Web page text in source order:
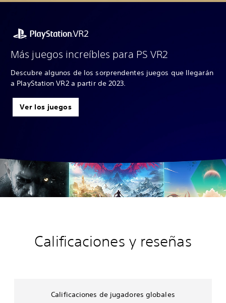
Más juegos increíbles para PS VR2
Descubre algunos de los sorprendentes juegos que llegarán
a PlayStation VR2 a partir de 2023.
Ver los juegos
Calificaciones y reseñas
Calificaciones de jugadores globales